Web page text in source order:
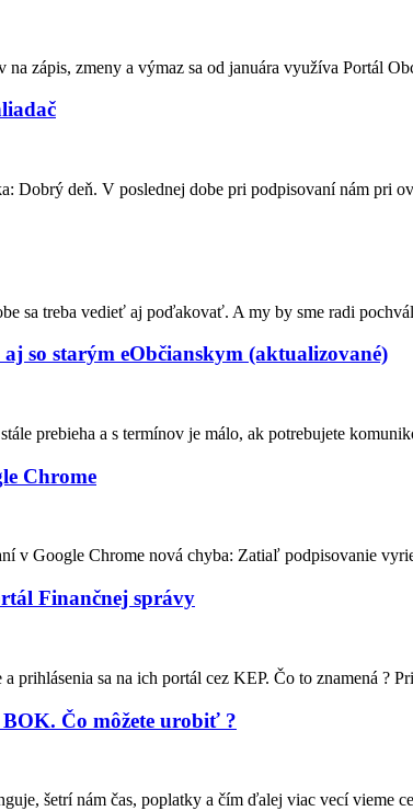
zápis, zmeny a výmaz sa od januára využíva Portál
Dobrý deň. V poslednej dobe pri podpisovaní nám pri
sa treba vedieť aj poďakovať. A my by sme radi
so starým eObčianskym (aktualizované)
prebieha a s termínov je málo, ak potrebujete
Chrome
v Google Chrome nová chyba: Zatiaľ podpisovanie
Finančnej správy
prihlásenia sa na ich portál cez KEP. Čo to znamená ?
Čo môžete urobiť ?
šetrí nám čas, poplatky a čím ďalej viac vecí vieme